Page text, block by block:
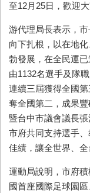
至12月 25日，歡迎
游代理局長表示，
向下扎根，以在地
勃發展，在全民運
由1132名選手及隊
連續三屆獲得全國
奪全國第二，成果
暨台中市議會議長
市府共同支持選手
佳績，讓全世界、全
運動局說明，市府
國首座國際足球園